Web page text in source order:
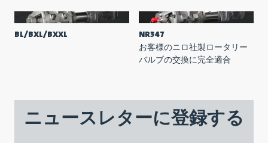
BL/BXL/BXXL
NR347
お客様のニロ社製ロータリー
バルブの交換に完全適合
ニュースレターに登録する